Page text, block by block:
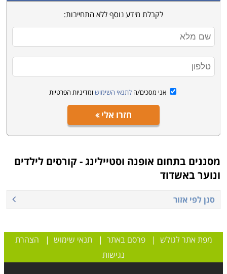
עיצוב אופנה
לימודי עיצוב אופנה מתמקדים בעיצוב בגדים שונים, החל
בשמלות ערב, דרך מעילים, כובעים, מכנסיים, חולצות, בגדי
ים ואפילו תחתונים וחזיות. במהלך הקורס תלמדו על
החומרים השונים, גזרות, טכניקות שרטוט ועוד. בוגרות קורס
זה יוכלו להשתלב בתעשיית האופנה או לעבוד כעצמאיות
לא כל אחד יודע מהי הצעקה האחרונה בתחום הביגוד
והאקססוריז, וגם אלה שיודעים לא תמיד מצליחים לשלב בין
מה שאופנתי לבין מה שמתאים למראה שלהם. סטייליסטים
הם אנשים הניחנים בחוש אופנתי מפותח וביכולת למצוא
בדיוק.
עיצוב אירועים
לקבלת מידע נוסף ללא התחייבות:
אני מסכים/ה לתנאי השימוש ומדיניות הפרטיות
חזרו אלי
מסננים בתחום אופנה וסטיילינג - קורסים לילדים
ונוער באשדוד
סנן לפי אזור
מפת אתר לגולש |פרסם באתר | תנאי שימוש | הצהרת
נגישות